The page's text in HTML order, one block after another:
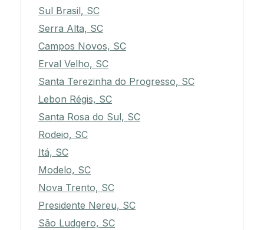
Sul Brasil, SC
Serra Alta, SC
Campos Novos, SC
Erval Velho, SC
Santa Terezinha do Progresso, SC
Lebon Régis, SC
Santa Rosa do Sul, SC
Rodeio, SC
Itá, SC
Modelo, SC
Nova Trento, SC
Presidente Nereu, SC
São Ludgero, SC